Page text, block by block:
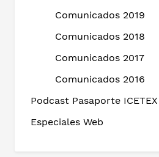
Comunicados 2019
Comunicados 2018
Comunicados 2017
Comunicados 2016
Podcast Pasaporte ICETEX
Especiales Web